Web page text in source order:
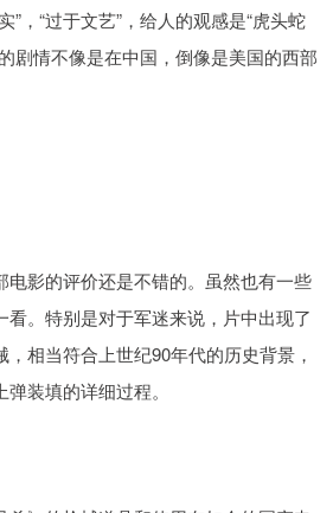
”，“过于文艺”，给人的观感是“虎头蛇
剧情不像是在中国，倒像是美国的西部
电影的评价还是不错的。虽然也有一些
。特别是对于军迷来说，片中出现了
相当符合上世纪90年代的历史背景，
装填的详细过程。